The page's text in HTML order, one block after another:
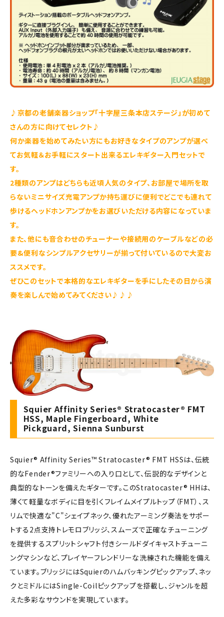
♪京都の老舗楽器ショップ「十字屋三条本店ステージ」が初めて
さんの方に向けてセレクト♪
何か楽器を始めてみたい方にもお好きなタイプのアンプが選べ
てお気軽＆お手軽にスタート出来るエレキギター入門セットで
す。
2種類のアンプはどちらも近頃人気のタイプ、お部屋で場所を取
らないミニサイズ充電アンプか持ち運びに便利でどこでも連れて
歩けるヘッドホンアンプかをお選びいただける内容になっていま
す。
また、他にも音合わせのチューナーや接続用のケーブルなどの必
要&便利なシンプルアクセサリーが揃って付いているので大変お
ススメです。
ぜひこのセットで本格的なエレキギターを手にしたその日から演
奏を楽しんで始めてみてください♪♪♪
Squier Affinity Series® Stratocaster® FMT
HSS, Maple Fingerboard, White
Pickguard, Sienna Sunburst
Squier® Affinity Series™ Stratocaster® FMT HSSは、伝統
的なFender®ファミリーへの入り口として、伝説的なデザインと
典型的なトーンを備えたギターです。このStratocaster® HHは、
薄くて軽量なボディに目を引くフレイムメイプルトップ（FMT）、ス
リムで快適な"C"シェイプネック、優れたアーミング奏法をサポー
トする2点支持トレモロブリッジ、スムーズで正確なチューニング
を提供するスプリットシャフト付きシールドダイキャストチューニ
ングマシンなど、プレイヤーフレンドリーな洗練された機能を備え
ています。ブリッジにはSquierのハムバッキングピックアップ、ネッ
クとミドルにはSingle-Coilピックアップを搭載し、ジャンルを超
えた多彩なサウンドを実現しています。